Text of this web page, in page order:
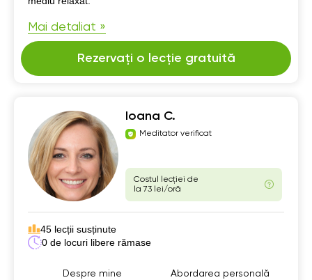
Mai detaliat »
Rezervați o lecție gratuită
Ioana C.
Meditator verificat
Costul lecției de
la 73 lei/oră
45 lecții susținute
0 de locuri libere rămase
Despre mine Abordarea personală